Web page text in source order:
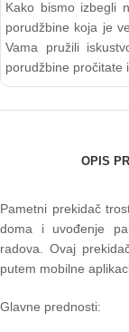
Kako bismo izbegli
porudžbine koja je
Vama pružili
porudžbine pročitate
OPIS
Pametni prekidač
doma i uvođenje
radova. Ovaj
putem mobilne
Glavne prednosti: